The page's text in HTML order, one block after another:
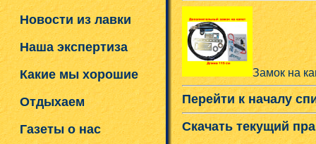
Новости из лавки
Наша экспертиза
Какие мы хорошие
Отдыхаем
Газеты о нас
Замок на
Перейти к началу
Скачать текущий